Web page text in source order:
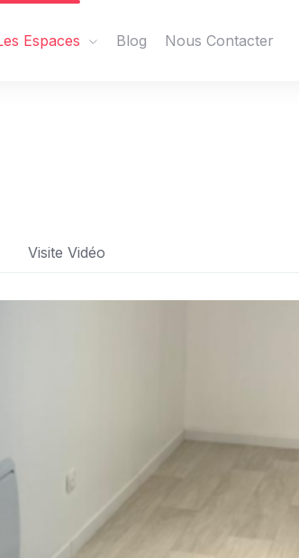
Espaces Blog Nous Contacter
Visite Vidéo